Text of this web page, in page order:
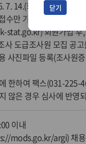
14.(화) 23:00 까지
만 가능
stat.go.kr) 회원가입 후,
도급조사원 모집 공
사진파일 등록(조사원
한하여 팩스(031-225-
않은 경우 심사에 반영
이내
mods.go.kr/argi) 채
닫기